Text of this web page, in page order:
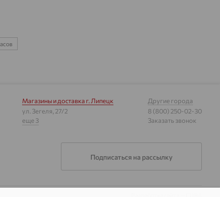
Магазины и доставка г. Липецк
ул. Зегеля, 27/2
еще 3
Другие города
8 (800) 250-02-30
Заказать звонок
Подписаться на рассылку